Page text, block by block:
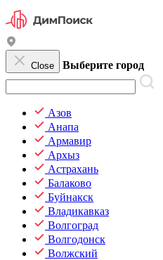
Close Выберите город
Азов
Анапа
Армавир
Архыз
Астрахань
Балаково
Буйнакск
Владикавказ
Волгоград
Волгодонск
Волжский